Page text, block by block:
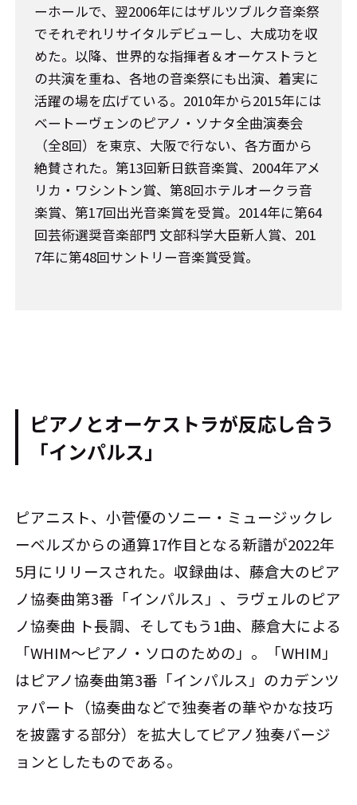
ーホールで、翌2006年にはザルツブルク音楽祭
でそれぞれリサイタルデビューし、大成功を収
めた。以降、世界的な指揮者＆オーケストラと
の共演を重ね、各地の音楽祭にも出演、着実に
活躍の場を広げている。2010年から2015年には
ベートーヴェンのピアノ・ソナタ全曲演奏会
（全8回）を東京、大阪で行ない、各方面から
絶賛された。第13回新日鉄音楽賞、2004年アメ
リカ・ワシントン賞、第8回ホテルオークラ音
楽賞、第17回出光音楽賞を受賞。2014年に第64
回芸術選奨音楽部門 文部科学大臣新人賞、201
7年に第48回サントリー音楽賞受賞。
ピアノとオーケストラが反応し合う
「インパルス」
ピアニスト、小菅優のソニー・ミュージックレ
ーベルズからの通算17作目となる新譜が2022年
5月にリリースされた。収録曲は、藤倉大のピア
ノ協奏曲第3番「インパルス」、ラヴェルのピア
ノ協奏曲 ト長調、そしてもう1曲、藤倉大による
「WHIM～ピアノ・ソロのための」。「WHIM」
はピアノ協奏曲第3番「インパルス」のカデンツ
ァパート（協奏曲などで独奏者の華やかな技巧
を披露する部分）を拡大してピアノ独奏バージ
ョンとしたものである。